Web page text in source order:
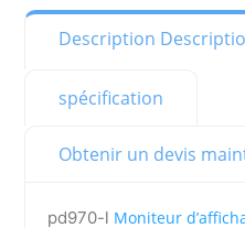
Description
spécification
Obtenir un devis
pd970-l Moniteur